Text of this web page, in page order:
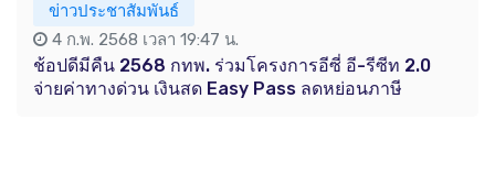
ข่าวประชาสัมพันธ์
4 ก.พ. 2568 เวลา 19:47 น.
ช้อปดีมีคืน 2568 กทพ. ร่วมโครงการอีซี่ อี-รีซีท 2.0
จ่ายค่าทางด่วน เงินสด Easy Pass ลดหย่อนภาษี